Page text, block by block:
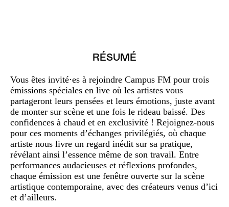
RÉSUMÉ
Vous êtes invité·es à rejoindre Campus FM pour trois
émissions spéciales en live où les artistes vous
partageront leurs pensées et leurs émotions, juste avant
de monter sur scène et une fois le rideau baissé. Des
confidences à chaud et en exclusivité ! Rejoignez-nous
pour ces moments d’échanges privilégiés, où chaque
artiste nous livre un regard inédit sur sa pratique,
révélant ainsi l’essence même de son travail. Entre
performances audacieuses et réflexions profondes,
chaque émission est une fenêtre ouverte sur la scène
artistique contemporaine, avec des créateurs venus d’ici
et d’ailleurs.